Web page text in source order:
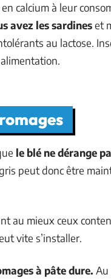
calcium à leur
avez les sardineset
au lactose.
le blé ne dérange
peut donc être
au mieux ceux
vite s’installer.
à pâte dure. Au